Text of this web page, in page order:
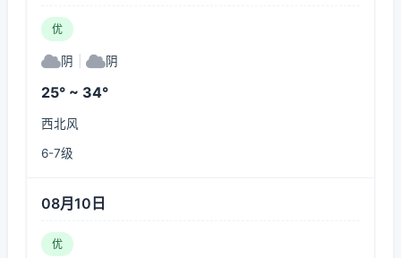
优
阴 阴
25° ~ 34°
西北风
6-7级
08月10日
优